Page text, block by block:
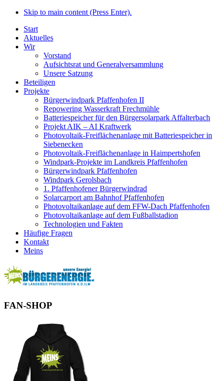
Skip to main content (Press Enter).
Start
Aktuelles
Wir
Vorstand
Aufsichtsrat und Generalversammlung
Unsere Satzung
Beteiligen
Projekte
Bürgerwindpark Pfaffenhofen II
Repowering Wasserkraft Frechmühle
Batteriespeicher für den Bürgersolarpark Affalterbach
Projekt AIK – AI Kraftwerk
Photovoltaik-Freiflächenanlage mit Batteriespeicher in
Siebenecken
Photovoltaik-Freiflächenanlage in Haimpertshofen
Windpark-Projekte im Landkreis Pfaffenhofen
Bürgerwindpark Pfaffenhofen
Windpark Gerolsbach
1. Pfaffenhofener Bürgerwindrad
Solarcarport am Bahnhof Pfaffenhofen
Photovoltaikanlage auf dem FFW-Dach Pfaffenhofen
Photovoltaikanlage auf dem Fußballstadion
Technologien und Fakten
Häufige Fragen
Kontakt
Meins
FAN-SHOP